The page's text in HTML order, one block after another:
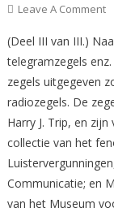
Leave A CommentOn
De
(Deel III van III.)
telegramzegels
zegels uitgegeven
radiozegels. De
Harry J. Trip, en
collectie van het
Communicatie; en
van het Museum